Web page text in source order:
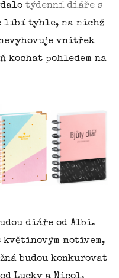
týdenní diáře s
líbí tyhle, na nichž
vnitřek
kochat pohledem na
diáře od Albi.
motivem,
budou konkurovat